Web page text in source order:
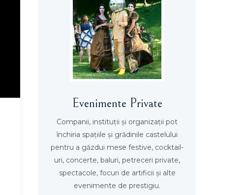
Evenimente Private
Companii, instituţii şi organizaţii pot
închiria spaţiile şi grădinile castelului
pentru a găzdui mese festive, cocktail-
uri, concerte, baluri, petreceri private,
spectacole, focuri de artificii şi alte
evenimente de prestigiu.